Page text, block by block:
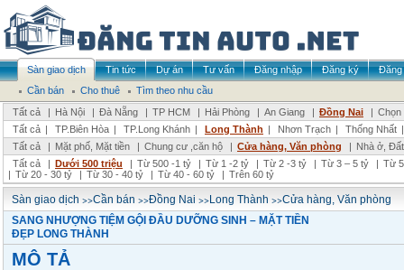
Sàn giao dịch Tin tức Dự án Tư vấn Đăng nhập Đăng ký
Đăng
Cần bán
Cho thuê
Tìm theo nhu cầu
Tất cả
| Hà Nội | Đà Nẵng | TP HCM | Hải Phòng | An Giang | Đồng Nai | Chọn
Tất cả | TP.Biên Hòa | TP.Long Khánh | Long Thành | Nhơn Trạch | Thống Nhất
Tất cả
| Mặt phố, Mặt tiền | Chung cư ,căn hộ | Cửa hàng, Văn phòng | Nhà ở,
Tất cả
| Dưới 500 triệu | Từ 500 -1 tỷ | Từ 1 -2 tỷ | Từ 2 -3 tỷ | Từ 3 – 5 tỷ | Từ
| Từ 20 - 30 tỷ | Từ 30 - 40 tỷ | Từ 40 - 60 tỷ | Trên 60 tỷ
Sàn giao dịch >>Cần bán >>Đồng Nai >>Long Thành >>Cửa hàng, Văn phòng
SANG NHƯỢNG TIỆM GỘI ĐẦU DƯỠNG SINH – MẶT TIỀN
ĐẸP LONG THÀNH
MÔ TẢ